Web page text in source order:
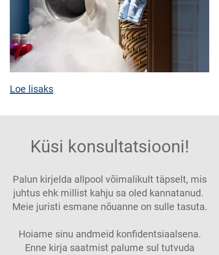
Loe lisaks
Küsi konsultatsiooni!
Palun kirjelda allpool võimalikult täpselt, mis
juhtus ehk millist kahju sa oled kannatanud.
Meie juristi esmane nõuanne on sulle tasuta.
Hoiame sinu andmeid konfidentsiaalsena.
Enne kirja saatmist palume sul tutvuda